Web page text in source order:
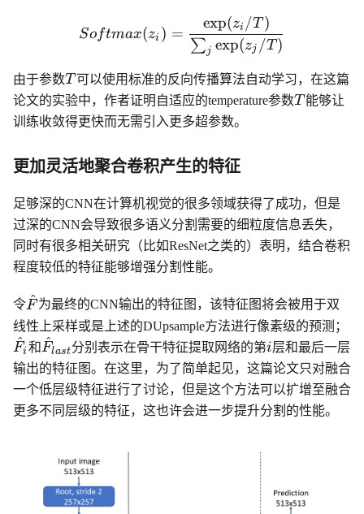
Softmax(z_i) =
Softmax(zi ) =
∑j exp(zj /T )
exp(zi /T)
由于参数T
T 可以使用标准的反向传播算法自动学习，在这篇
论文的实验中，作者证明自适应的temperature参数T
T 能够让
训练收敛得更快而无需引入更多超参数。
更加灵活地聚合卷积产生的特征
足够深的CNN在计算机视觉的很多领域获得了成功，但是
过深的CNN会导致很多语义分割需要的细粒度信息丢失，
同时有很多相关研究（比如ResNet之类的）表明，结合卷积
程度较低的特征能够增强分割性能。
令\hat{F}
F
^为最终的CNN输出的特征图，该特征图将会被用于双
线性上采样或是上述的DUpsample方法进行像素级的预测；
F
^i 和 \hat{F}_{last}
F
^last分别表示在骨干特征提取网络的第i
i层和最后一层
输出的特征图。在这里，为了简单起见，这篇论文只对融合
一个低层级特征进行了讨论，但是这个方法可以扩增至融合
更多不同层级的特征，这也许会进一步提升分割的性能。